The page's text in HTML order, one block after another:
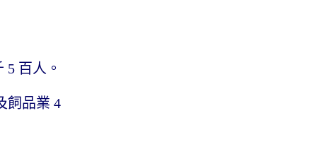
5 百人。
飼品業 4